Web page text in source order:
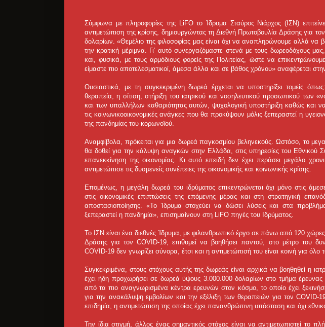
Σύμφωνα με πληροφορίες της LiFO το Ίδρυμα Σταύρος Νιάρχος (ΙΣΝ)
αντιμετώπιση της κρίσης, δημιουργώντας τη Διεθνή Πρωτοβουλία Δράσης για
δολαρίων. «Θεμέλιο της φιλοσοφίας μας είναι όχι να αναπληρώνουμε αλλά να
την κρατική μέριμνα. Γι’ αυτό συνεργαζόμαστε στενά με τους δωρεοδόχους
και, φυσικά, με τους αρμόδιους φορείς της Πολιτείας, ώστε να
είμαστε πιο αποτελεσματικοί, άμεσα άλλα και σε βάθος χρόνου» αναφέρεται
Ουσιαστικά, με τη συγκεκριμένη δωρεά έρχεται να υποστηρίξει τομείς
θεραπεία, η σίτιση, στήριξη του ιατρικού και νοσηλευτικού προσωπικού των
και των υπαλλήλων καθαριότητας αυτών, ψυχολογική υποστήριξη καθώς και
τις κοινωνικοοικονομικές ανάγκες που θα προκύψουν μόλις ξεπεραστεί η
της πανδημίας του κορωνοϊού.
Αναμφίβολα, πρόκειται για μια δωρεά παγκοσμίου βεληνεκούς. Ωστόσο, το
θα δοθεί για την κάλυψη αναγκών στην Ελλάδα, στις υπηρεσίες του Εθνικού
επανεκκίνηση της οικονομίας. Κι αυτό επειδή δεν έχει περάσει μεγάλο
αντιμετώπισε τις δυσμενείς συνέπειες της οικονομικής και κοινωνικής κρίσης.
Επομένως, η μεγάλη δωρεά του ιδρύματος επικεντρώνεται όχι μόνο στις
στις οικονομικές επιπτώσεις της επόμενης μέρας και στη στρατηγική
αποστασιοποίησης. «Το Ίδρυμα στοχεύει να δώσει λύσεις και στα
ξεπεραστεί η πανδημία», επισημαίνουν στη LiFO πηγές του Ιδρύματος.
Το ΙΣΝ είναι ένα διεθνές Ίδρυμα, με φιλανθρωπικό έργο σε πάνω από 120
Δράσης για τον COVID-19, επιθυμεί να βοηθήσει παντού, στο μέτρο του
COVID-19 δεν γνωρίζει σύνορα, έτσι και η αντιμετώπισή του είναι κοινή για όλο
Συγκεκριμένα, στους στόχους αυτής της δωρεάς είναι αρχικά να βοηθηθεί η
έχει ήδη προχωρήσει σε δωρεά ύψους 3.000.000 δολαρίων στο τμήμα
από τα πιο αναγνωρισμένα κέντρα ερευνών στον κόσμο, το οποίο έχει
για την ανακάλυψη εμβολίων και την εξέλιξη των θεραπειών για τον COVID-
επιδημία, η αντιμετώπιση της οποίας έχει πανανθρώπινη υπόσταση και όχι
Την ίδια στιγμή, άλλος ένας σημαντικός στόχος είναι να αντιμετωπιστεί το